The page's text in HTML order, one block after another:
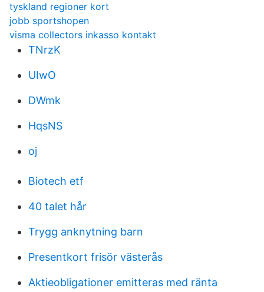
tyskland regioner kort
jobb sportshopen
visma collectors inkasso kontakt
TNrzK
UIwO
DWmk
HqsNS
oj
Biotech etf
40 talet hår
Trygg anknytning barn
Presentkort frisör västerås
Aktieobligationer emitteras med ränta